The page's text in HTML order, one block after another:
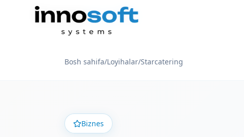
Bosh sahifa/Loyihalar/Starcatering
Biznes